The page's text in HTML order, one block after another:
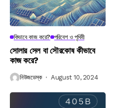
কিভাবে কাজ করে? পরিবেশ ও পৃথিবী
সোলার সেল বা সৌরকোষ কীভাবে
কাজ করে?
নিউজডেস্ক August 10, 2024